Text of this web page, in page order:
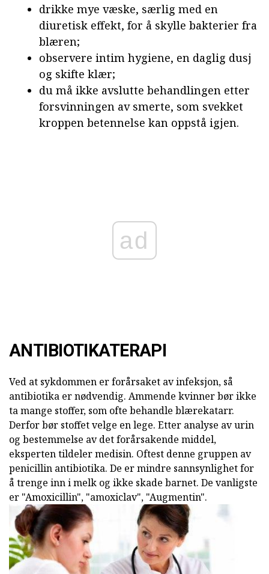
drikke mye væske, særlig med en
diuretisk effekt, for å skylle bakterier fra
blæren;
observere intim hygiene, en daglig dusj
og skifte klær;
du må ikke avslutte behandlingen etter
forsvinningen av smerte, som svekket
kroppen betennelse kan oppstå igjen.
ad
ANTIBIOTIKATERAPI
Ved at sykdommen er forårsaket av infeksjon, så
antibiotika er nødvendig. Ammende kvinner bør ikke
ta mange stoffer, som ofte behandle blærekatarr.
Derfor bør stoffet velge en lege. Etter analyse av urin
og bestemmelse av det forårsakende middel,
eksperten tildeler medisin. Oftest denne gruppen av
penicillin antibiotika. De er mindre sannsynlighet for
å trenge inn i melk og ikke skade barnet. De vanligste
er "Amoxicillin", "amoxiclav", "Augmentin".